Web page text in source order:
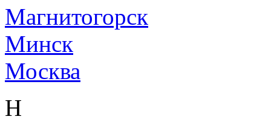
Магнитогорск
Минск
Москва
Н